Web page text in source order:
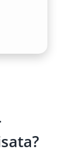
24 jam,
ini
Bisnis